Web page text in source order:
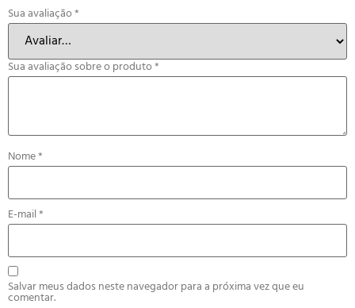
Sua avaliação*
Sua avaliação sobre o produto*
Nome*
E-mail*
Salvar meus dados neste navegador para a próxima vez que eu
comentar.